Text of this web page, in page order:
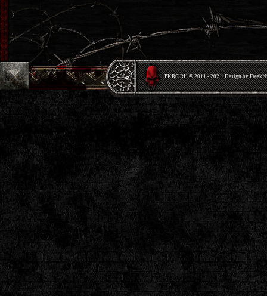
PKRС.RU © 2011 - 2021. Design by